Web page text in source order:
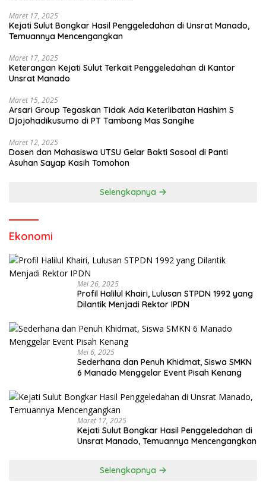
Maret 17, 2025
Kejati Sulut Bongkar Hasil Penggeledahan di Unsrat Manado,
Temuannya Mencengangkan
Maret 17, 2025
Keterangan Kejati Sulut Terkait Penggeledahan di Kantor
Unsrat Manado
Maret 15, 2025
Arsari Group Tegaskan Tidak Ada Keterlibatan Hashim S
Djojohadikusumo di PT Tambang Mas Sangihe
Maret 12, 2025
Dosen dan Mahasiswa UTSU Gelar Bakti Sosoal di Panti
Asuhan Sayap Kasih Tomohon
Selengkapnya
Ekonomi
Mei 26, 2025
Profil Halilul Khairi, Lulusan STPDN 1992 yang
Dilantik Menjadi Rektor IPDN
Mei 6, 2025
Sederhana dan Penuh Khidmat, Siswa SMKN
6 Manado Menggelar Event Pisah Kenang
Maret 17, 2025
Kejati Sulut Bongkar Hasil Penggeledahan di
Unsrat Manado, Temuannya Mencengangkan
Selengkapnya